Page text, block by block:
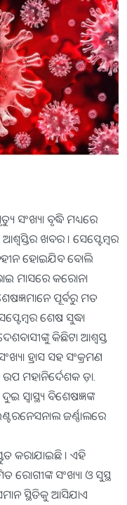
ସଂଖ୍ୟା ବୃଦ୍ଧି ମଧ୍ୟରେ
ଖବର । ସେପ୍ଟେମ୍ବର
ହୋଇଯିବ ବୋଲି
ମାସରେ କରୋନା
ପୂର୍ବରୁ ମତ
ଶେଷ ସୁଦ୍ଧା
କିଛିଟା ଆଶ୍ବସ୍ତ
ହ୍ରାସ ସହ ସଂକ୍ରମଣ
ଉପ ମହାନିର୍ଦେଶକ ଡ଼ା.
ସ୍ବାସ୍ଥ୍ୟ ବିଶେଷଜ୍ଞଙ୍କ
ଜର୍ଣ୍ଣାଲରେ
କରାଯାଇଛି । ଏହି
ସଂଖ୍ୟା ଓ ସୁସ୍ଥ
ସ୍ଥିତିକୁ ଆସିଯାଏ